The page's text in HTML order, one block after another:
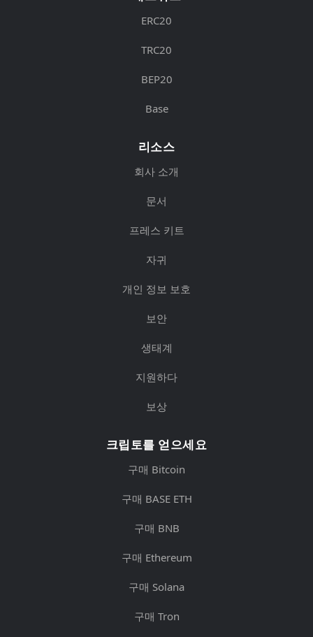
ERC20
TRC20
BEP20
Base
리소스
회사 소개
문서
프레스 키트
자귀
개인 정보 보호
보안
생태계
지원하다
보상
크립토를 얻으세요
구매 Bitcoin
구매 BASE ETH
구매 BNB
구매 Ethereum
구매 Solana
구매 Tron